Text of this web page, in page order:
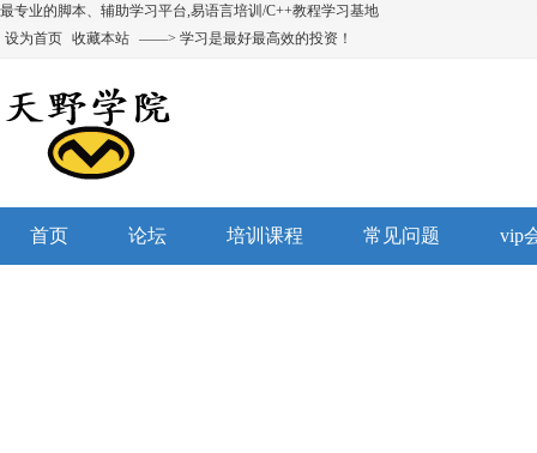
最专业的脚本、辅助学习平台,易语言培训/C++教程学习基地
设为首页 收藏本站 ——> 学习是最好最高效的投资！
首页 论坛 培训课程 常见问题 vip